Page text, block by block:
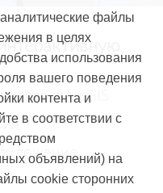
карта #ArcGIS
файлы
в целях
использования
вашего поведения
контента и
в соответствии с
объявлений) на
cookie сторонних